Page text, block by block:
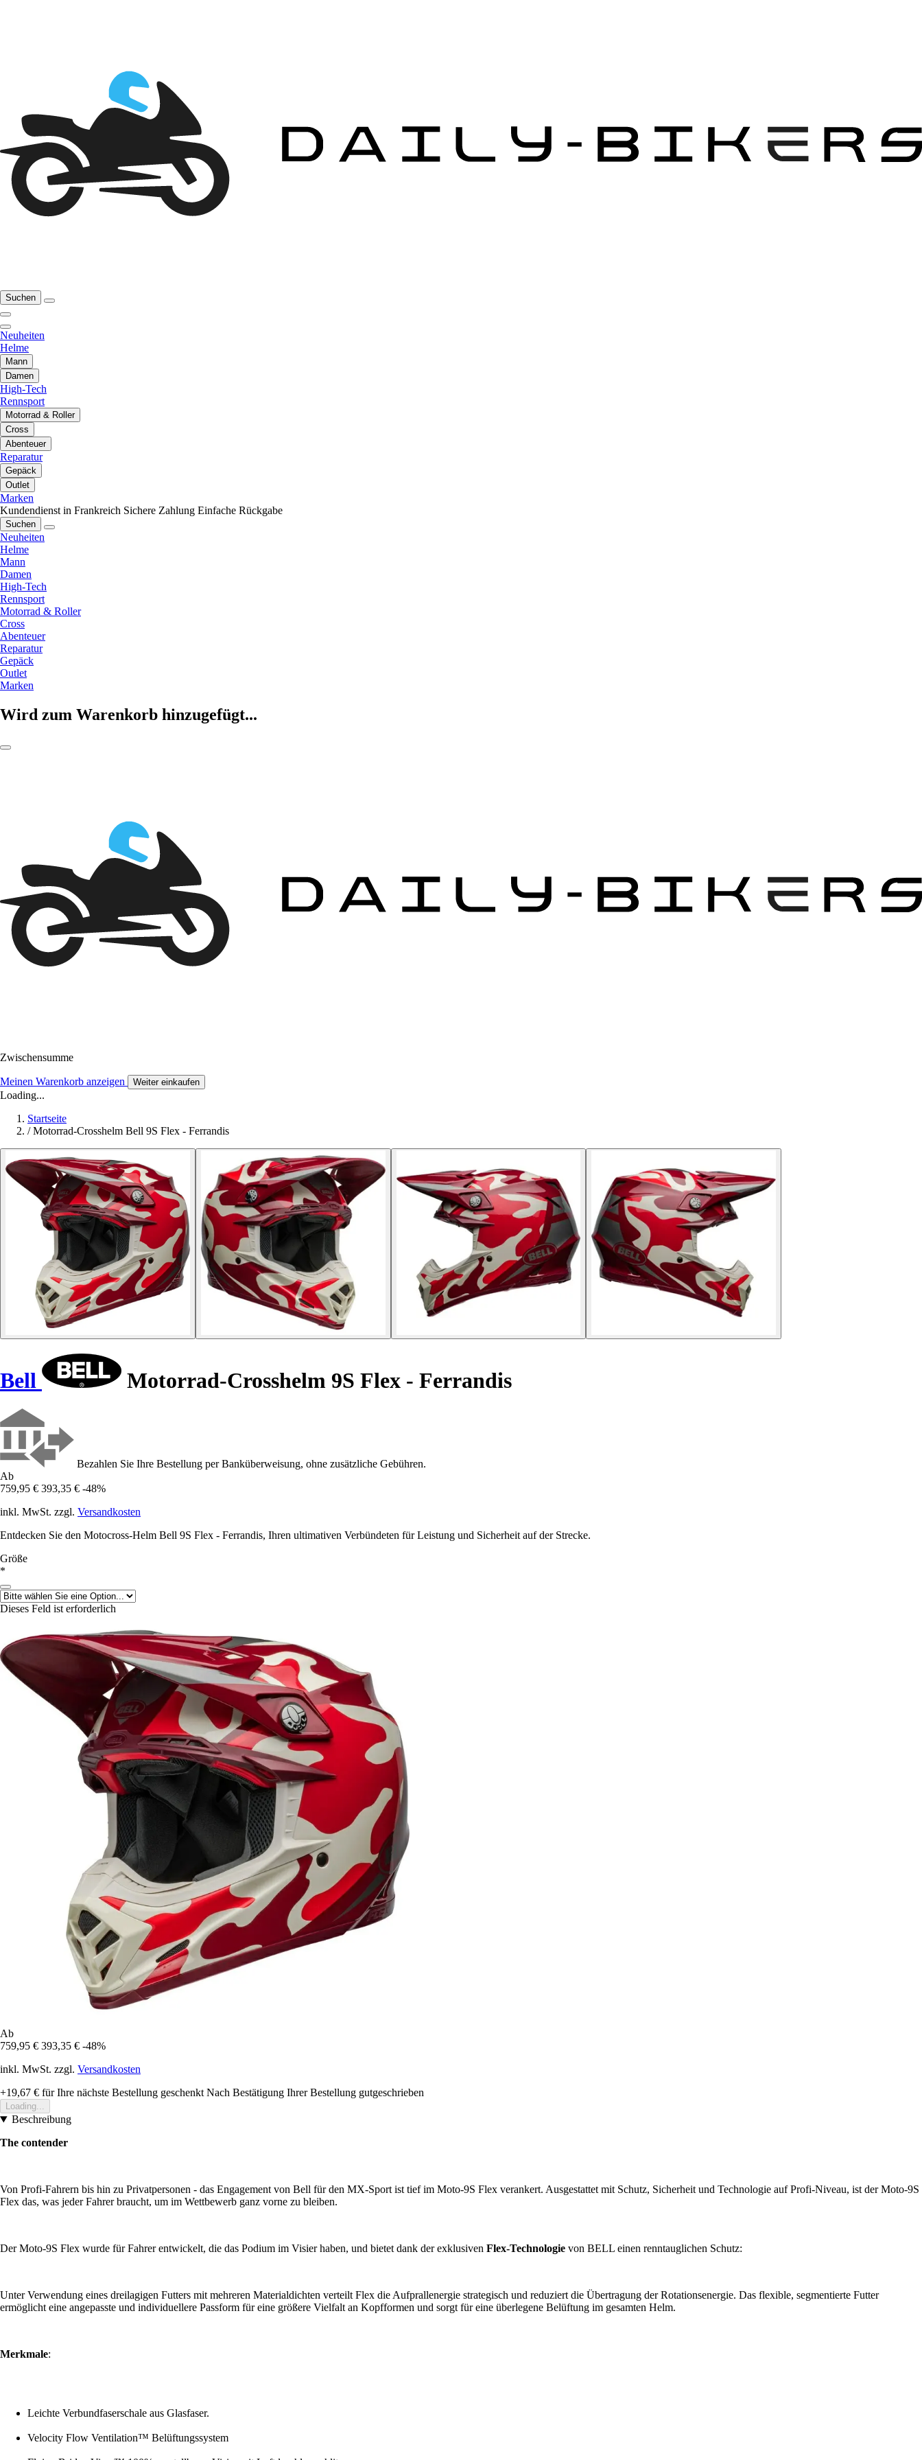
Suchen
Neuheiten
Helme
Mann
Damen
High-Tech
Rennsport
Motorrad & Roller
Cross
Abenteuer
Reparatur
Gepäck
Outlet
Marken
Kundendienst in Frankreich Sichere Zahlung Einfache Rückgabe
Suchen
Neuheiten
Helme
Mann
Damen
High-Tech
Rennsport
Motorrad & Roller
Cross
Abenteuer
Reparatur
Gepäck
Outlet
Marken
Wird zum Warenkorb hinzugefügt...
Zwischensumme
Meinen Warenkorb anzeigen Weiter einkaufen
Loading...
Startseite
/ Motorrad-Crosshelm Bell 9S Flex - Ferrandis
Bell Motorrad-Crosshelm 9S Flex - Ferrandis
Bezahlen Sie Ihre Bestellung per Banküberweisung, ohne zusätzliche Gebühren.
Ab
759,95 € 393,35 € -48%
inkl. MwSt. zzgl. Versandkosten
Entdecken Sie den Motocross-Helm Bell 9S Flex - Ferrandis, Ihren ultimativen Verbündeten für Leistung und Sicherheit auf der Strecke.
Größe
*
Dieses Feld ist erforderlich
Ab
759,95 € 393,35 € -48%
inkl. MwSt. zzgl. Versandkosten
+19,67 € für Ihre nächste Bestellung geschenkt Nach Bestätigung Ihrer Bestellung gutgeschrieben
Loading...
Beschreibung
The contender
Von Profi-Fahrern bis hin zu Privatpersonen - das Engagement von Bell für den MX-Sport ist tief im Moto-9S Flex verankert. Ausgestattet mit Schutz, Sicherheit und Technologie auf Profi-Niveau, ist der Moto-9S
Flex das, was jeder Fahrer braucht, um im Wettbewerb ganz vorne zu bleiben.
Der Moto-9S Flex wurde für Fahrer entwickelt, die das Podium im Visier haben, und bietet dank der exklusiven Flex-Technologie von BELL einen renntauglichen Schutz:
Unter Verwendung eines dreilagigen Futters mit mehreren Materialdichten verteilt Flex die Aufprallenergie strategisch und reduziert die Übertragung der Rotationsenergie. Das flexible, segmentierte Futter
ermöglicht eine angepasste und individuellere Passform für eine größere Vielfalt an Kopfformen und sorgt für eine überlegene Belüftung im gesamten Helm.
Merkmale:
Leichte Verbundfaserschale aus Glasfaser.
Velocity Flow Ventilation™ Belüftungssystem